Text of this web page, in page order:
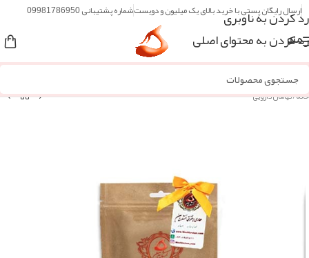
رد کردن به ناوبری
رد کردن به محتوای اصلی
ارسال رایگان پستی با خرید بالای یک میلیون و دویستشماره پشتیبانی 09981786950
منو
خانه/گیاهان دارویی